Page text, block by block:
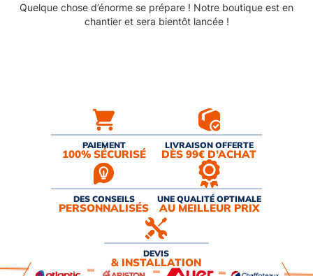
Quelque chose d’énorme se prépare ! Notre boutique est en
chantier et sera bientôt lancée !
PAIEMENT
100% SÉCURISÉ
LIVRAISON OFFERTE
DÈS 99€ D’ACHAT
DES CONSEILS
PERSONNALISÉS
UNE QUALITÉ OPTIMALE
AU MEILLEUR PRIX
DEVIS
& INSTALLATION